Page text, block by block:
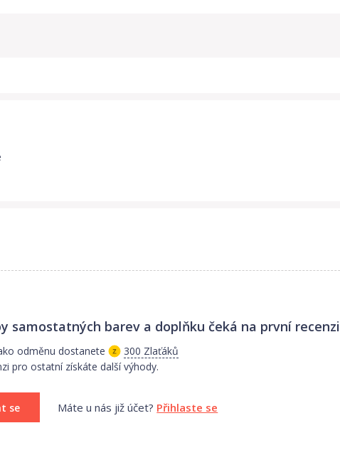
samostatných barev a doplňku čeká na první recenzi
odměnu dostanete
300 Zlaťáků
pro ostatní získáte další výhody.
se Máte u nás již účet? Přihlaste se